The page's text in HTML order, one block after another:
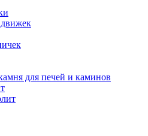
для печей и каминов